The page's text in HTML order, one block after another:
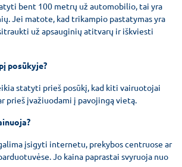
bent 100 metrų už automobilio, tai yra
Jei matote, kad trikampio pastatymas yra
už apsauginių atitvarų ir iškviesti
posūkyje?
statyti prieš posūkį, kad kiti vairuotojai
prieš įvažiuodami į pavojingą vietą.
įsigyti internetu, prekybos centruose ar
Jo kaina paprastai svyruoja nuo